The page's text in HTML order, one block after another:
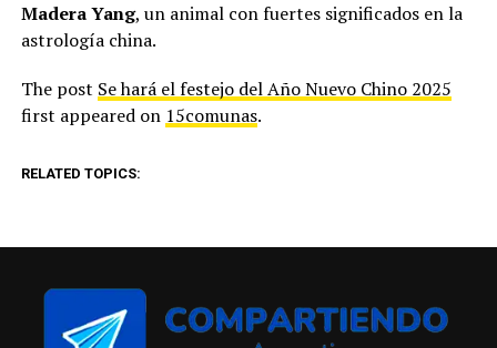
Madera Yang, un animal con fuertes significados en la
astrología china.
The post Se hará el festejo del Año Nuevo Chino 2025
first appeared on 15comunas.
RELATED TOPICS: